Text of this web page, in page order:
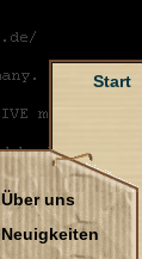
Start
Über uns
Neuigkeiten